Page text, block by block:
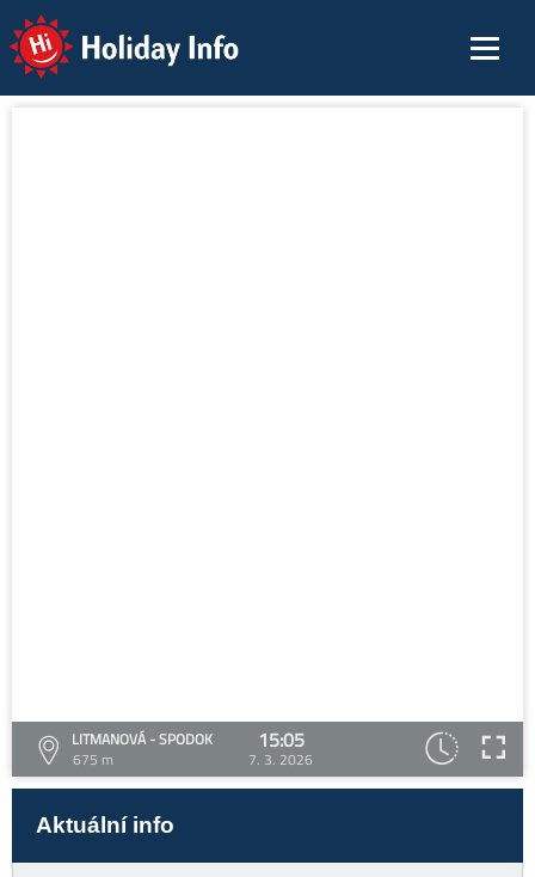
Holiday Info
LITMANOVÁ - SPODOK
675 m
15:05
7. 3. 2026
Aktuální info